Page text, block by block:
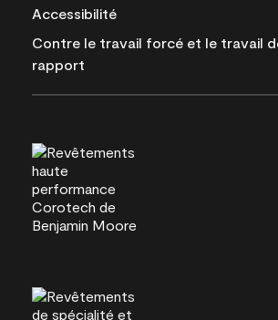
Accessibilité
Contre le travail forcé et le travail
rapport